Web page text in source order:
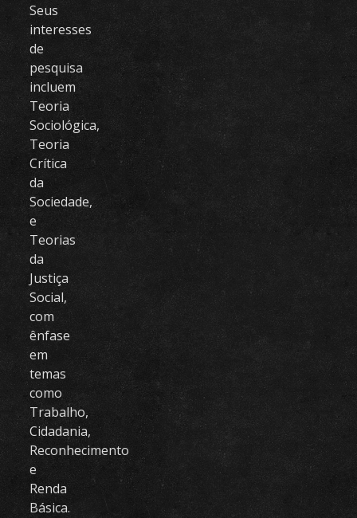
Seus
interesses
de
pesquisa
incluem
Teoria
Sociológica,
Teoria
Crítica
da
Sociedade,
e
Teorias
da
Justiça
Social,
com
ênfase
em
temas
como
Trabalho,
Cidadania,
Reconhecimento
e
Renda
Básica.